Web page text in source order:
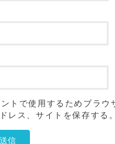
トで使用するためブラウ
レス、サイトを保存する。